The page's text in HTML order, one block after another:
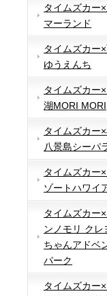
タイムズカー
マーランド
タイムズカー
ゆうえんち
タイムズカー
湖MORI MORI
タイムズカー×
八景島シーパ
タイムズカー
ゾートハワイ
タイムズカー
ンノモリ クレ
ちゃんアドベ
パーク
タイムズカー